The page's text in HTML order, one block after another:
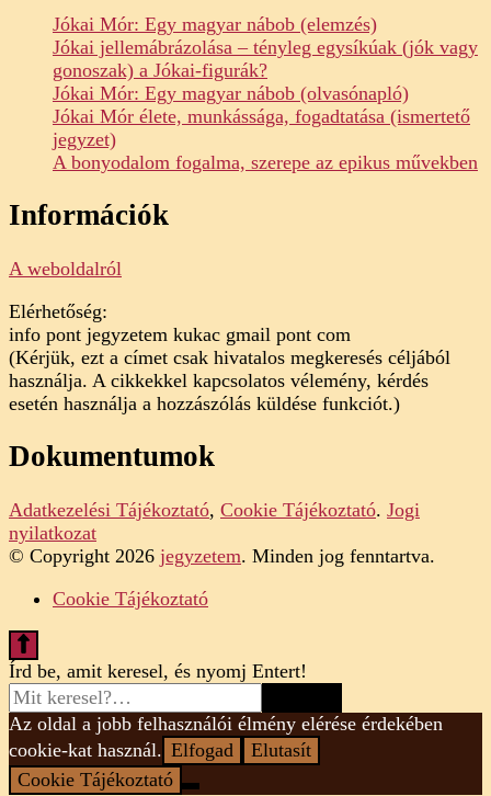
Jókai Mór: Egy magyar nábob (elemzés)
Jókai jellemábrázolása – tényleg egysíkúak (jók vagy
gonoszak) a Jókai-figurák?
Jókai Mór: Egy magyar nábob (olvasónapló)
Jókai Mór élete, munkássága, fogadtatása (ismertető
jegyzet)
A bonyodalom fogalma, szerepe az epikus művekben
Információk
A weboldalról
Elérhetőség:
info pont jegyzetem kukac gmail pont com
(Kérjük, ezt a címet csak hivatalos megkeresés céljából
használja. A cikkekkel kapcsolatos vélemény, kérdés
esetén használja a hozzászólás küldése funkciót.)
Dokumentumok
Adatkezelési Tájékoztató, Cookie Tájékoztató. Jogi
nyilatkozat
© Copyright 2026 jegyzetem. Minden jog fenntartva.
Cookie Tájékoztató
Looking
for
Something?
Írd be, amit keresel, és nyomj Entert!
Az oldal a jobb felhasználói élmény elérése érdekében
cookie-kat használ. Elfogad
Elutasít
Cookie Tájékoztató